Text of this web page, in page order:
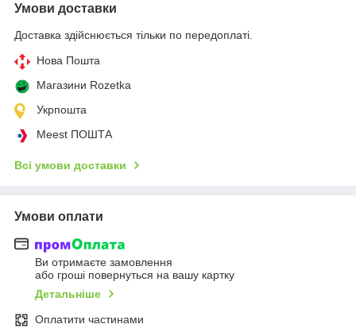
Умови доставки
Доставка здійснюється тільки по передоплаті.
Нова Пошта
Магазини Rozetka
Укрпошта
Meest ПОШТА
Всі умови доставки
Умови оплати
Ви отримаєте замовлення
або гроші повернуться на вашу картку
Детальніше
Оплатити частинами